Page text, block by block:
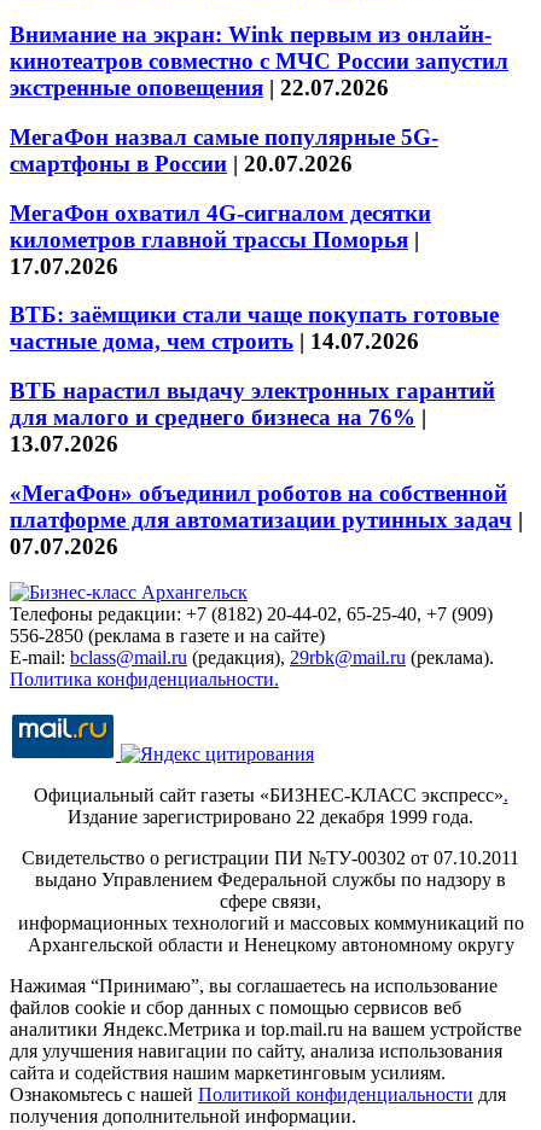
Внимание на экран: Wink первым из онлайн-
кинотеатров совместно с МЧС России запустил
экстренные оповещения | 22.07.2026
МегаФон назвал самые популярные 5G-
смартфоны в России | 20.07.2026
МегаФон охватил 4G-сигналом десятки
километров главной трассы Поморья |
17.07.2026
ВТБ: заёмщики стали чаще покупать готовые
частные дома, чем строить | 14.07.2026
ВТБ нарастил выдачу электронных гарантий
для малого и среднего бизнеса на 76% |
13.07.2026
«МегаФон» объединил роботов на собственной
платформе для автоматизации рутинных задач |
07.07.2026
Телефоны редакции: +7 (8182) 20-44-02, 65-25-40, +7 (909)
556-2850 (реклама в газете и на сайте)
E-mail: bclass@mail.ru (редакция), 29rbk@mail.ru (реклама).
Политика конфиденциальности.
Официальный сайт газеты «БИЗНЕС-КЛАСС экспресс».
Издание зарегистрировано 22 декабря 1999 года.
Свидетельство о регистрации ПИ №ТУ-00302 от 07.10.2011
выдано Управлением Федеральной службы по надзору в
сфере связи,
информационных технологий и массовых коммуникаций по
Архангельской области и Ненецкому автономному округу
Нажимая “Принимаю”, вы соглашаетесь на использование
файлов cookie и сбор данных с помощью сервисов веб
аналитики Яндекс.Метрика и top.mail.ru на вашем устройстве
для улучшения навигации по сайту, анализа использования
сайта и содействия нашим маркетинговым усилиям.
Ознакомьтесь с нашей Политикой конфиденциальности для
получения дополнительной информации.